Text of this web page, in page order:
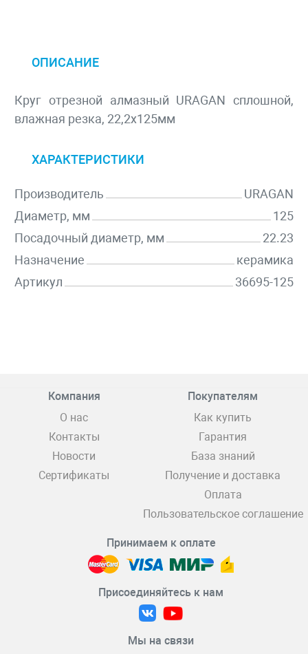
ОПИСАНИЕ
Круг отрезной алмазный URAGAN сплошной,
влажная резка, 22,2х125мм
ХАРАКТЕРИСТИКИ
Производитель
URAGAN
Диаметр, мм
125
Посадочный диаметр, мм
22.23
Назначение
керамика
Артикул
36695-125
Компания
О нас
Контакты
Новости
Сертификаты
Покупателям
Как купить
Гарантия
База знаний
Получение и доставка
Оплата
Пользовательское соглашение
Принимаем к оплате
Присоединяйтесь к нам
Мы на связи